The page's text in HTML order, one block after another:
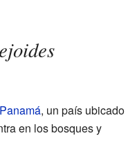
Panamá, un país ubicado
en los bosques y